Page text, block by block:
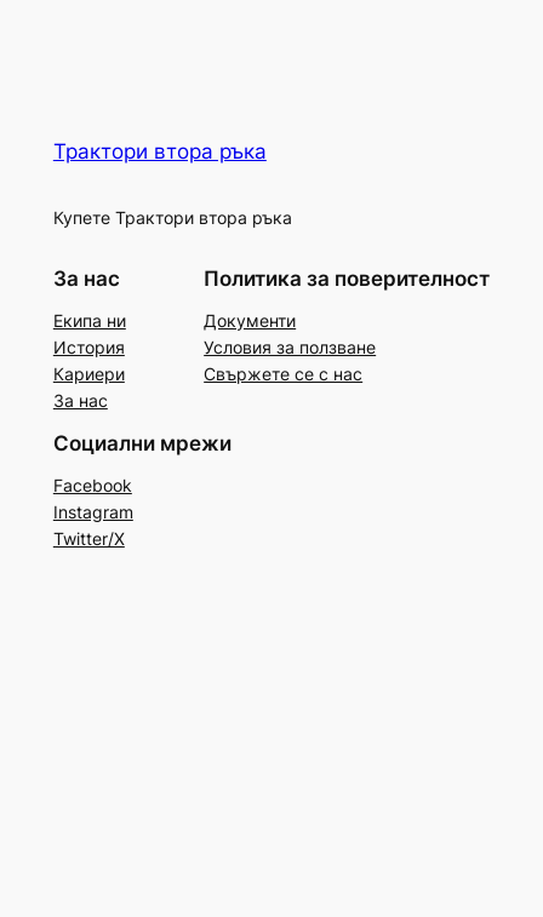
Трактори втора ръка
Купете Трактори втора ръка
За нас
Екипа ни
История
Кариери
За нас
Политика за поверителност
Документи
Условия за ползване
Свържете се с нас
Социални мрежи
Facebook
Instagram
Twitter/X